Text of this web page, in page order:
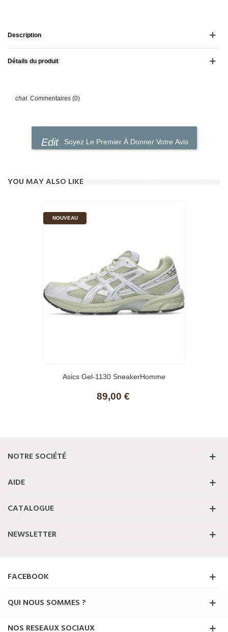
Description
Détails du produit
Commentaires (0)
Soyez Le Premier À Donner Votre Avis
YOU MAY ALSO LIKE
NOUVEAU
Asics Gel-1130 SneakerHomme
89,00 €
NOTRE SOCIÉTÉ
AIDE
CATALOGUE
NEWSLETTER
FACEBOOK
QUI NOUS SOMMES ?
NOS RESEAUX SOCIAUX